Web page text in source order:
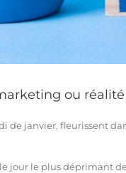
ou
de janvier, fleurissent
jour le plus déprimant